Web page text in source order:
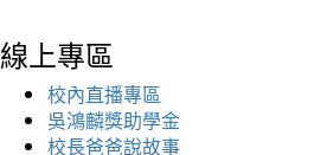
線上專區
校內直播專區
吳鴻麟獎助學金
校長爸爸說故事